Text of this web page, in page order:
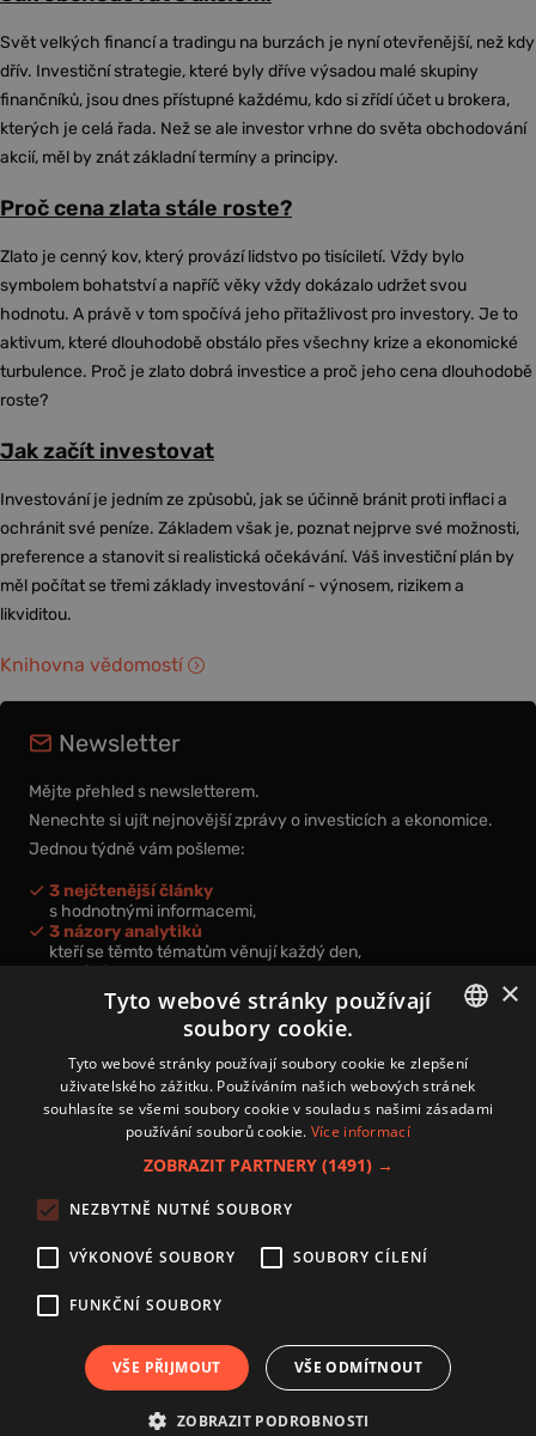
Svět velkých financí a tradingu na burzách je nyní otevřenější, než kdy
dřív. Investiční strategie, které byly dříve výsadou malé skupiny
finančníků, jsou dnes přístupné každému, kdo si zřídí účet u brokera,
kterých je celá řada. Než se ale investor vrhne do světa obchodování
akcií, měl by znát základní termíny a principy.
Proč cena zlata stále roste?
Zlato je cenný kov, který provází lidstvo po tisíciletí. Vždy bylo
symbolem bohatství a napříč věky vždy dokázalo udržet svou
hodnotu. A právě v tom spočívá jeho přitažlivost pro investory. Je to
aktivum, které dlouhodobě obstálo přes všechny krize a ekonomické
turbulence. Proč je zlato dobrá investice a proč jeho cena dlouhodobě
roste?
Jak začít investovat
Investování je jedním ze způsobů, jak se účinně bránit proti inflaci a
ochránit své peníze. Základem však je, poznat nejprve své možnosti,
preference a stanovit si realistická očekávání. Váš investiční plán by
měl počítat se třemi základy investování - výnosem, rizikem a
likviditou.
Knihovna vědomostí
Newsletter
Mějte přehled s newsletterem.
Nenechte si ujít nejnovější zprávy o investicích a ekonomice.
Jednou týdně vám pošleme:
3 nejčtenější články
s hodnotnými informacemi,
3 názory analytiků
kteří se těmto tématům věnují každý den,
nová videa a podcasty
k prohloubení vašich znalostí.
Přihlášením k newsletteru vyjadřujete svůj souhlas spodmínkami
zpracování osobních údajů.
Zásady používání souborů cookies
Autoři
Nastavení cookies
Publikování nebo další šíření obsahu serveru www.investice.cz není možné bez
CZECH
×
Tyto webové stránky používají
soubory cookie.
Tyto webové stránky používají soubory cookie ke zlepšení
uživatelského zážitku. Používáním našich webových stránek
souhlasíte se všemi soubory cookie v souladu s našimi zásadami
používání souborů cookie. Více informací
ZOBRAZIT PARTNERY (1491) →
NEZBYTNĚ NUTNÉ SOUBORY
VÝKONOVÉ SOUBORY SOUBORY CÍLENÍ
FUNKČNÍ SOUBORY
VŠE PŘIJMOUT VŠE ODMÍTNOUT
ZOBRAZIT PODROBNOSTI